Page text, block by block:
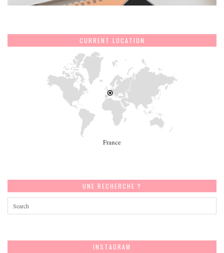
CURRENT LOCATION
France
UNE RECHERCHE ?
INSTAGRAM